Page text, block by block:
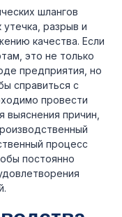
шлангов
утечка, разрыв и
качества. Если
это не только
предприятия, но
справиться с
провести
выяснения причин,
процесс
постоянно